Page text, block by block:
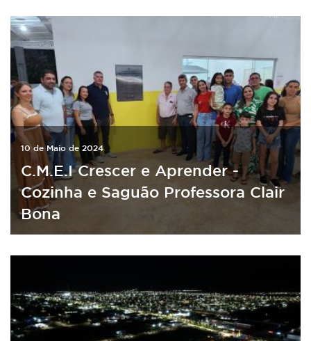
10 de Maio de 2024
C.M.E.I Crescer e Aprender -
Cozinha e Saguão Professora Clair
Bona